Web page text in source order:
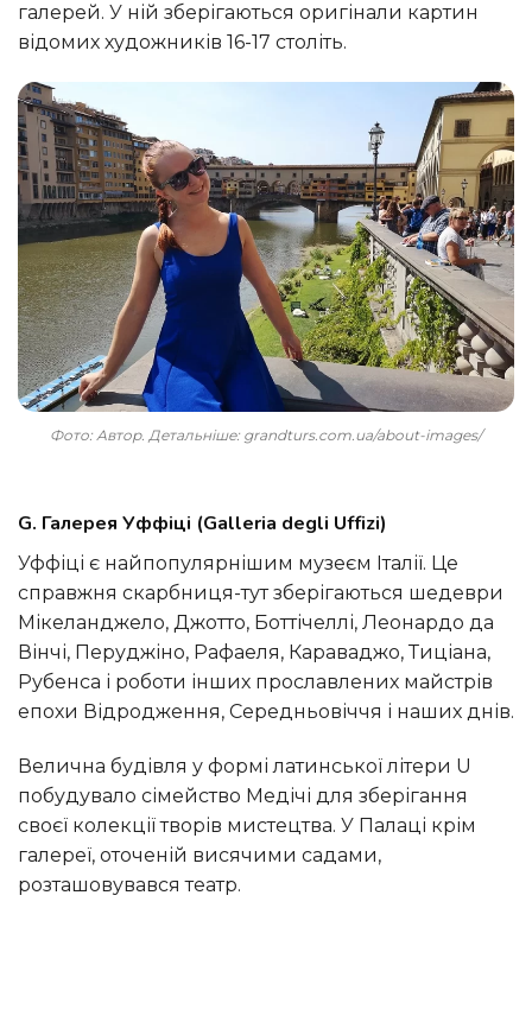
галерей. У ній зберігаються оригінали картин
відомих художників 16-17 століть.
Фото: Автор. Детальніше: grandturs.com.ua/about-images/
G. Галерея Уффіці (Galleria degli Uffizi)
Уффіці є найпопулярнішим музеєм Італії. Це
справжня скарбниця-тут зберігаються шедеври
Мікеланджело, Джотто, Боттічеллі, Леонардо да
Вінчі, Перуджіно, Рафаеля, Караваджо, Тиціана,
Рубенса і роботи інших прославлених майстрів
епохи Відродження, Середньовіччя і наших днів.
Велична будівля у формі латинської літери U
побудувало сімейство Медічі для зберігання
своєї колекції творів мистецтва. У Палаці крім
галереї, оточеній висячими садами,
розташовувався театр.